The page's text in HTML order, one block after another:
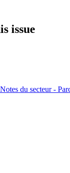
issue
du secteur -